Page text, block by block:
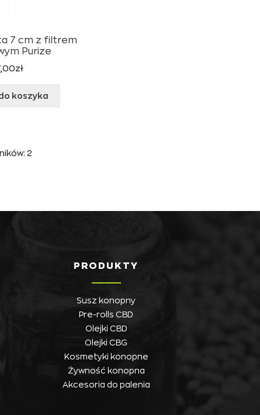
7 cm z filtrem
Purize
zł
koszyka
2
PRODUKTY
Susz konopny
Pre-rolls CBD
Olejki CBD
Olejki CBG
Kosmetyki konopne
Żywność konopna
Akcesoria do palenia